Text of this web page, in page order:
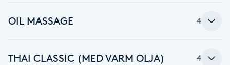
E
Extensions
OIL MASSAGE 4
THAI CLASSIC (MED VARM OLJA) 4